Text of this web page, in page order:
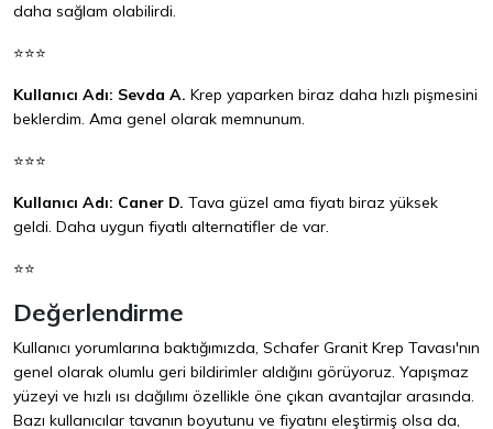
daha sağlam olabilirdi.
⭐⭐⭐
Kullanıcı Adı: Sevda A. Krep yaparken biraz daha hızlı pişmesini
beklerdim. Ama genel olarak memnunum.
⭐⭐⭐
Kullanıcı Adı: Caner D. Tava güzel ama fiyatı biraz yüksek
geldi. Daha uygun fiyatlı alternatifler de var.
⭐⭐
Değerlendirme
Kullanıcı yorumlarına baktığımızda, Schafer Granit Krep Tavası'nın
genel olarak olumlu geri bildirimler aldığını görüyoruz. Yapışmaz
yüzeyi ve hızlı ısı dağılımı özellikle öne çıkan avantajlar arasında.
Bazı kullanıcılar tavanın boyutunu ve fiyatını eleştirmiş olsa da,